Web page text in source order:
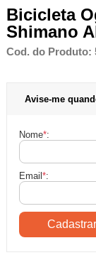
Bicicleta
Shimano
Cod. do Produto:
Avise-me
Nome*:
Email*: